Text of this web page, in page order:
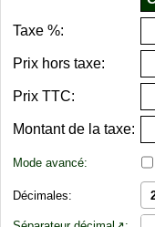
Taxe %:
Prix hors taxe:
Prix TTC:
Montant de la taxe:
Mode avancé:
Décimales: